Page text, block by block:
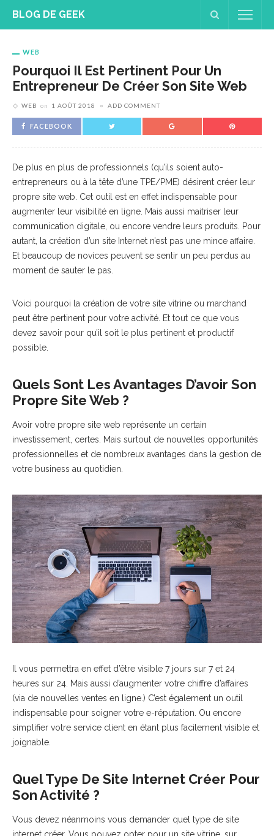
BLOG DE GEEK
WEB
Pourquoi Il Est Pertinent Pour Un
Entrepreneur De Créer Son Site Web
WEB on 1 AOÛT 2018 ADD COMMENT
FACEBOOK
De plus en plus de professionnels (qu’ils soient auto-
entrepreneurs ou à la tête d’une TPE/PME) désirent créer leur
propre site web. Cet outil est en effet indispensable pour
augmenter leur visibilité en ligne. Mais aussi maitriser leur
communication digitale, ou encore vendre leurs produits. Pour
autant, la création d’un site Internet n’est pas une mince affaire.
Et beaucoup de novices peuvent se sentir un peu perdus au
moment de sauter le pas.
Voici pourquoi la création de votre site vitrine ou marchand
peut être pertinent pour votre activité. Et tout ce que vous
devez savoir pour qu’il soit le plus pertinent et productif
possible.
Quels Sont Les Avantages D’avoir Son
Propre Site Web ?
Avoir votre propre site web représente un certain
investissement, certes. Mais surtout de nouvelles opportunités
professionnelles et de nombreux avantages dans la gestion de
votre business au quotidien.
Il vous permettra en effet d’être visible 7 jours sur 7 et 24
heures sur 24. Mais aussi d’augmenter votre chiffre d’affaires
(via de nouvelles ventes en ligne.) C’est également un outil
indispensable pour soigner votre e-réputation. Ou encore
simplifier votre service client en étant plus facilement visible et
joignable.
Quel Type De Site Internet Créer Pour
Son Activité ?
Vous devez néanmoins vous demander quel type de site